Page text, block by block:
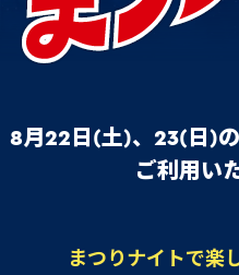
8月22日(土)、23(日)
ご利用い
まつりナイトで楽